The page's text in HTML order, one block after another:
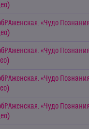
«Чудо
«Чудо
«Чудо
«Чудо